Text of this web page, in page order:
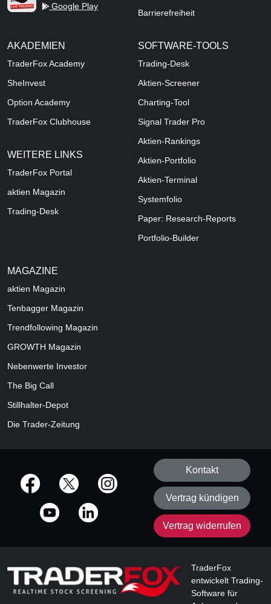
Google Play
Barrierefreiheit
AKADEMIEN
TraderFox Academy
SheInvest
Option Academy
TraderFox Clubhouse
WEITERE LINKS
TraderFox Portal
aktien Magazin
Trading-Desk
SOFTWARE-TOOLS
Trading-Desk
Aktien-Screener
Charting-Tool
Signal Trader Pro
Aktien-Rankings
Aktien-Portfolio
Aktien-Terminal
Systemfolio
Paper: Research-Reports
Portfolio-Builder
MAGAZINE
aktien Magazin
Tenbagger Magazin
Trendfollowing Magazin
GROWTH Magazin
Nebenwerte Investor
The Big Call
Stillhalter-Depot
Die Trader-Zeitung
offizielle Social Media-Accounts
Kontakt
Vertrag kündigen
Vertrag widerrufen
TraderFox
entwickelt Trading-
Software für